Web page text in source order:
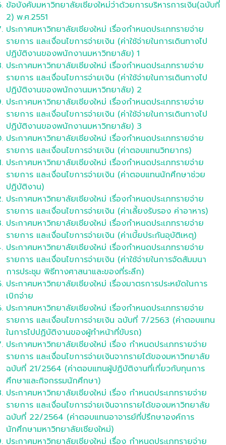
ข้อบังคับมหาวิทยาลัยเชียงใหม่ว่าด้วยการบริหารการเงิน(ฉบับที่
2) พ.ศ.2551
ประกาศมหาวิทยาลัยเชียงใหม่ เรื่องกำหนดประเภทรายจ่าย
รายการ และเงื่อนไขการจ่ายเงิน (ค่าใช้จ่ายในการเดินทางไป
ปฏิบัติงานของพนักงานมหาวิทยาลัย) 1
ประกาศมหาวิทยาลัยเชียงใหม่ เรื่องกำหนดประเภทรายจ่าย
รายการ และเงื่อนไขการจ่ายเงิน (ค่าใช้จ่ายในการเดินทางไป
ปฏิบัติงานของพนักงานมหาวิทยาลัย) 2
ประกาศมหาวิทยาลัยเชียงใหม่ เรื่องกำหนดประเภทรายจ่าย
รายการ และเงื่อนไขการจ่ายเงิน (ค่าใช้จ่ายในการเดินทางไป
ปฏิบัติงานของพนักงานมหาวิทยาลัย) 3
ประกาศมหาวิทยาลัยเชียงใหม่ เรื่องกำหนดประเภทรายจ่าย
รายการ และเงื่อนไขการจ่ายเงิน (ค่าตอบแทนวิทยากร)
ประกาศมหาวิทยาลัยเชียงใหม่ เรื่องกำหนดประเภทรายจ่าย
รายการ และเงื่อนไขการจ่ายเงิน (ค่าตอบแทนนักศึกษาช่วย
ปฏิบัติงาน)
ประกาศมหาวิทยาลัยเชียงใหม่ เรื่องกำหนดประเภทรายจ่าย
รายการ และเงื่อนไขการจ่ายเงิน (ค่าเลี้ยงรับรอง ค่าอาหาร)
ประกาศมหาวิทยาลัยเชียงใหม่ เรื่องกำหนดประเภทรายจ่าย
รายการ และเงื่อนไขการจ่ายเงิน (ค่าเบี้ยประกันอุบัติเหตุ)
ประกาศมหาวิทยาลัยเชียงใหม่ เรื่องกำหนดประเภทรายจ่าย
รายการ และเงื่อนไขการจ่ายเงิน (ค่าใช้จ่ายในการจัดสัมมนา
การประชุม พิธีทางศาสนาและของที่ระลึก)
ประกาศมหาวิทยาลัยเชียงใหม่ เรื่องมาตรการประหยัดในการ
เบิกจ่าย
ประกาศมหาวิทยาลัยเชียงใหม่ เรื่องกำหนดประเภทรายจ่าย
รายการ และเงื่อนไขการจ่ายเงิน ฉบับที่ 7/2563 (ค่าตอบแทน
ในการไปปฏิบัติงานของผู้ทำหน้าที่ขับรถ)
ประกาศมหาวิทยาลัยเชียงใหม่ เรื่อง กำหนดประเภทรายจ่าย
รายการ และเงื่อนไขการจ่ายเงินจากรายได้ของมหาวิทยาลัย
ฉบับที่ 21/2564 (ค่าตอบแทนผู้ปฏิบัติงานที่เกี่ยวกับทุนการ
ศึกษาและกิจกรรมนักศึกษา)
ประกาศมหาวิทยาลัยเชียงใหม่ เรื่อง กำหนดประเภทรายจ่าย
รายการ และเงื่อนไขการจ่ายเงินจากรายได้ของมหาวิทยาลัย
ฉบับที่ 22/2564 (ค่าตอบแทนอาจารย์ที่ปรึกษาองค์การ
นักศึกษามหาวิทยาลัยเชียงใหม่)
ประกาศมหาวิทยาลัยเชียงใหม่ เรื่อง กำหนดประเภทรายจ่าย